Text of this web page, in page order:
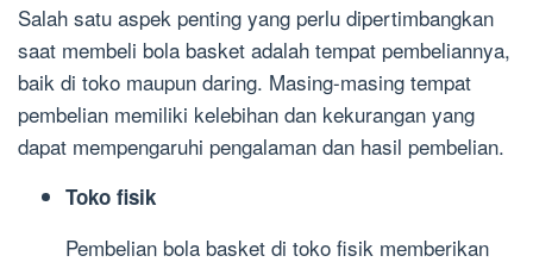
Salah satu aspek penting yang perlu dipertimbangkan
saat membeli bola basket adalah tempat pembeliannya,
baik di toko maupun daring. Masing-masing tempat
pembelian memiliki kelebihan dan kekurangan yang
dapat mempengaruhi pengalaman dan hasil pembelian.
Toko fisik
Pembelian bola basket di toko fisik memberikan